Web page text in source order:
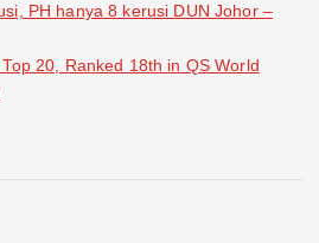
PH hanya 8 kerusi DUN Johor –
20, Ranked 18th in QS World